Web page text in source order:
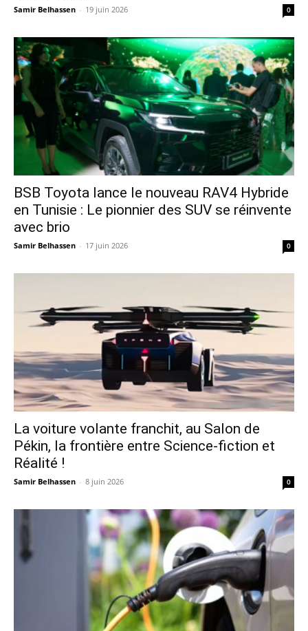
Samir Belhassen - 19 juin 2026 0
​BSB Toyota lance le nouveau RAV4 Hybride
en Tunisie : Le pionnier des SUV se réinvente
avec brio
Samir Belhassen - 17 juin 2026 0
La voiture volante franchit, au Salon de
Pékin, la frontière entre Science-fiction et
Réalité !
Samir Belhassen - 8 juin 2026 0